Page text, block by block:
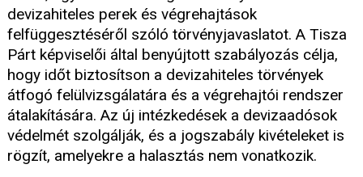
devizahiteles perek és végrehajtások
felfüggesztéséről szóló törvényjavaslatot. A Tisza
Párt képviselői által benyújtott szabályozás célja,
hogy időt biztosítson a devizahiteles törvények
átfogó felülvizsgálatára és a végrehajtói rendszer
átalakítására. Az új intézkedések a devizaadósok
védelmét szolgálják, és a jogszabály kivételeket is
rögzít, amelyekre a halasztás nem vonatkozik.